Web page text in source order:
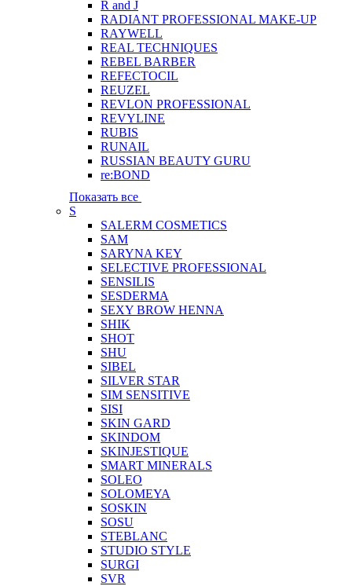
R and J
RADIANT PROFESSIONAL MAKE-UP
RAYWELL
REAL TECHNIQUES
REBEL BARBER
REFECTOCIL
REUZEL
REVLON PROFESSIONAL
REVYLINE
RUBIS
RUNAIL
RUSSIAN BEAUTY GURU
re:BOND
Показать все
S
SALERM COSMETICS
SAM
SARYNA KEY
SELECTIVE PROFESSIONAL
SENSILIS
SESDERMA
SEXY BROW HENNA
SHIK
SHOT
SHU
SIBEL
SILVER STAR
SIM SENSITIVE
SISI
SKIN GARD
SKINDOM
SKINJESTIQUE
SMART MINERALS
SOLEO
SOLOMEYA
SOSKIN
SOSU
STEBLANC
STUDIO STYLE
SURGI
SVR